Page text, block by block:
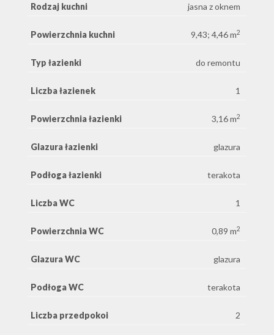
Rodzaj kuchni jasna z oknem
Powierzchnia kuchni 9,43; 4,46 m2
Typ łazienki do remontu
Liczba łazienek 1
Powierzchnia łazienki 3,16 m2
Glazura łazienki glazura
Podłoga łazienki terakota
Liczba WC 1
Powierzchnia WC 0,89 m2
Glazura WC glazura
Podłoga WC terakota
Liczba przedpokoi 2